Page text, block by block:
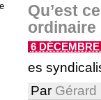
Qu’est
ordinaire
6
es
Par Gérard